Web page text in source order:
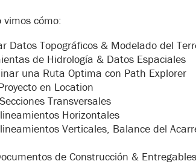
cómo:
Datos Topográficos & Modelado del
de Hidrología & Datos Espaciales
una Ruta Optima con Path Explorer
en Location
Transversales
Horizontales
Verticales, Balance del
de Construcción & Entregables